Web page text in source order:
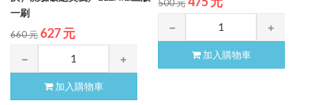
一刷
660 元 627 元
加入購物車
500 元
加入購物車